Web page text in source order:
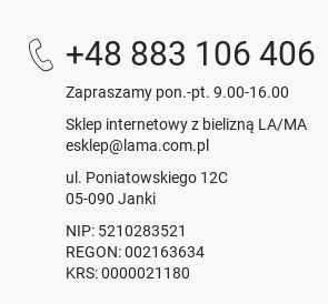
+48 883 106 406
Zapraszamy pon.-pt. 9.00-16.00
Sklep internetowy z bielizną LA/MA
esklep@lama.com.pl
ul. Poniatowskiego 12C
05-090 Janki
NIP: 5210283521
REGON: 002163634
KRS: 0000021180